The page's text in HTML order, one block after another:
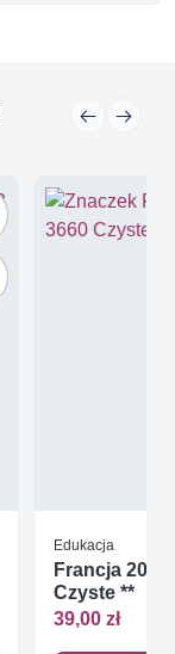
Edukacja
Francja 2002
Czyste **
39,00 zł